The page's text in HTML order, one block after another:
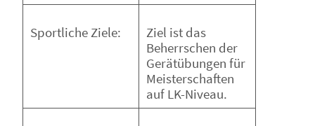
Sportliche Ziele:
Ziel ist das
Beherrschen der
Gerätübungen für
Meisterschaften
auf LK-Niveau.